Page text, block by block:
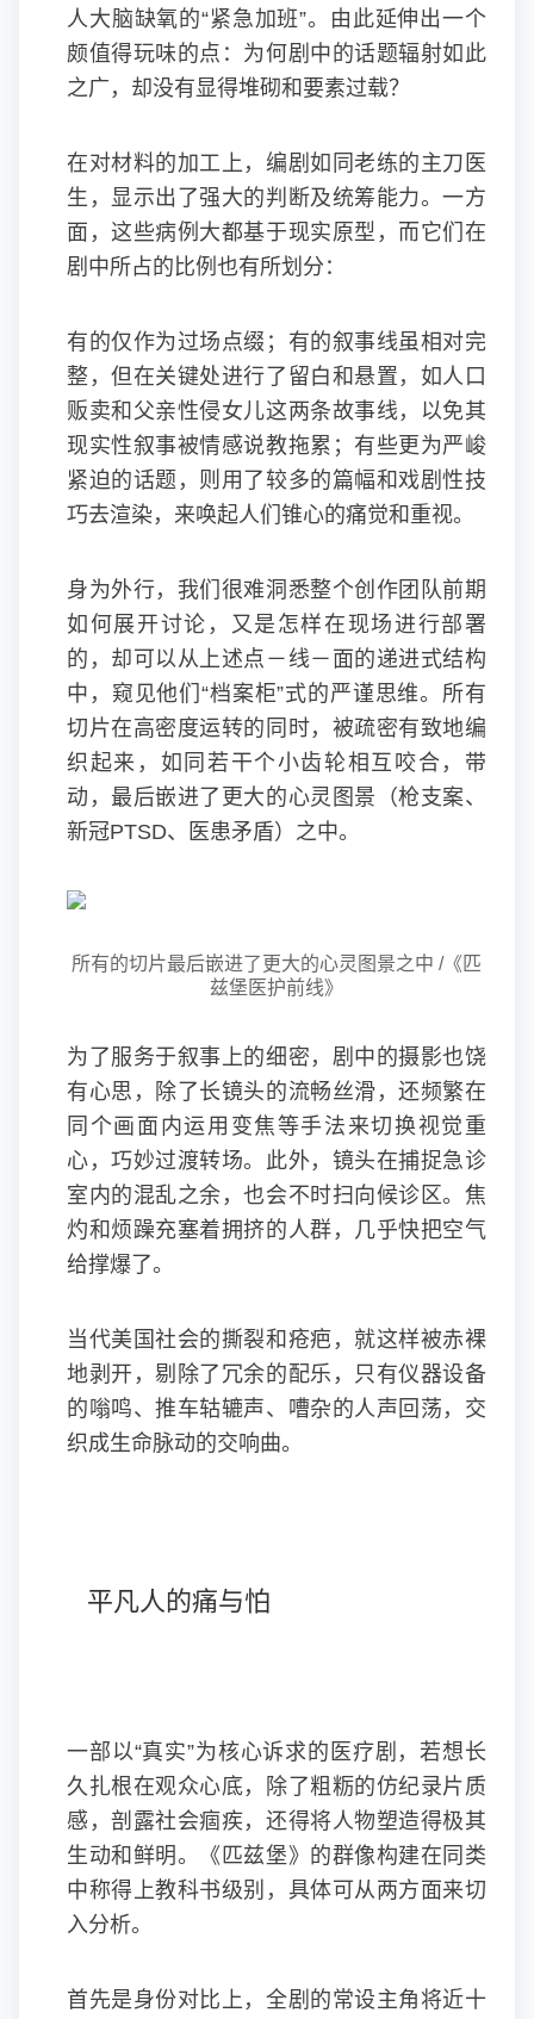
人大脑缺氧的“紧急加班”。由此延伸出一个
颇值得玩味的点：为何剧中的话题辐射如此
之广，却没有显得堆砌和要素过载？
在对材料的加工上，编剧如同老练的主刀医
生，显示出了强大的判断及统筹能力。一方
面，这些病例大都基于现实原型，而它们在
剧中所占的比例也有所划分：
有的仅作为过场点缀；有的叙事线虽相对完
整，但在关键处进行了留白和悬置，如人口
贩卖和父亲性侵女儿这两条故事线，以免其
现实性叙事被情感说教拖累；有些更为严峻
紧迫的话题，则用了较多的篇幅和戏剧性技
巧去渲染，来唤起人们锥心的痛觉和重视。
身为外行，我们很难洞悉整个创作团队前期
如何展开讨论，又是怎样在现场进行部署
的，却可以从上述点－线－面的递进式结构
中，窥见他们“档案柜”式的严谨思维。所有
切片在高密度运转的同时，被疏密有致地编
织起来，如同若干个小齿轮相互咬合，带
动，最后嵌进了更大的心灵图景（枪支案、
新冠PTSD、医患矛盾）之中。
所有的切片最后嵌进了更大的心灵图景之中 /《匹
兹堡医护前线》
为了服务于叙事上的细密，剧中的摄影也饶
有心思，除了长镜头的流畅丝滑，还频繁在
同个画面内运用变焦等手法来切换视觉重
心，巧妙过渡转场。此外，镜头在捕捉急诊
室内的混乱之余，也会不时扫向候诊区。焦
灼和烦躁充塞着拥挤的人群，几乎快把空气
给撑爆了。
当代美国社会的撕裂和疮疤，就这样被赤裸
地剥开，剔除了冗余的配乐，只有仪器设备
的嗡鸣、推车轱辘声、嘈杂的人声回荡，交
织成生命脉动的交响曲。
平凡人的痛与怕
一部以“真实”为核心诉求的医疗剧，若想长
久扎根在观众心底，除了粗粝的仿纪录片质
感，剖露社会痼疾，还得将人物塑造得极其
生动和鲜明。《匹兹堡》的群像构建在同类
中称得上教科书级别，具体可从两方面来切
入分析。
首先是身份对比上，全剧的常设主角将近十